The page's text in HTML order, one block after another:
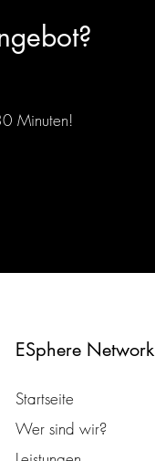
Minuten!
ESphere Network
Startseite
Wer sind wir?